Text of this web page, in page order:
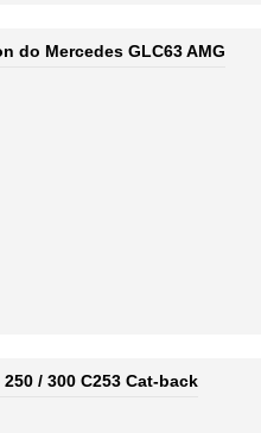
do Mercedes GLC63 AMG
/ 300 C253 Cat-back